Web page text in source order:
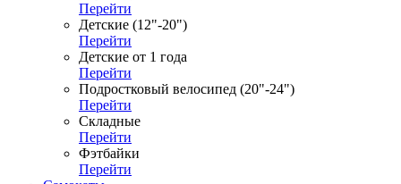
Перейти
Детские (12"-20")
Перейти
Детские от 1 года
Перейти
Подростковый велосипед (20"-24")
Перейти
Складные
Перейти
Фэтбайки
Перейти